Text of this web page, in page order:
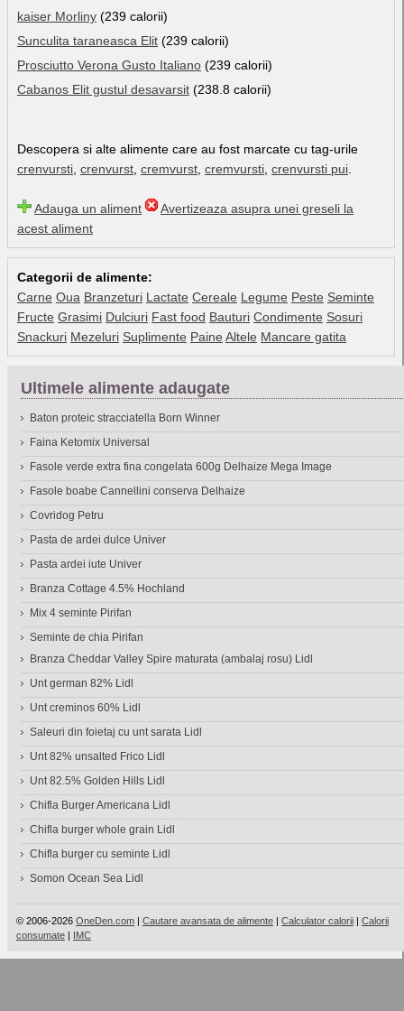
kaiser Morliny (239 calorii)
Sunculita taraneasca Elit (239 calorii)
Prosciutto Verona Gusto Italiano (239 calorii)
Cabanos Elit gustul desavarsit (238.8 calorii)
Descopera si alte alimente care au fost marcate cu tag-urile
crenvursti crenvurst cremvurst cremvursti crenvursti pui
Adauga un aliment
Avertizeaza asupra unei greseli la
acest aliment
Categorii de alimente:
Carne Oua Branzeturi Lactate Cereale Legume Peste Seminte
Fructe Grasimi Dulciuri Fast food Bauturi Condimente Sosuri
Snackuri Mezeluri Suplimente Paine Altele Mancare gatita
Ultimele alimente adaugate
Baton proteic stracciatella Born Winner
Faina Ketomix Universal
Fasole verde extra fina congelata 600g Delhaize Mega Image
Fasole boabe Cannellini conserva Delhaize
Covridog Petru
Pasta de ardei dulce Univer
Pasta ardei iute Univer
Branza Cottage 4.5% Hochland
Mix 4 seminte Pirifan
Seminte de chia Pirifan
Branza Cheddar Valley Spire maturata (ambalaj rosu) Lidl
Unt german 82% Lidl
Unt creminos 60% Lidl
Saleuri din foietaj cu unt sarata Lidl
Unt 82% unsalted Frico Lidl
Unt 82.5% Golden Hills Lidl
Chifla Burger Americana Lidl
Chifla burger whole grain Lidl
Chifla burger cu seminte Lidl
Somon Ocean Sea Lidl
© 2006-2026 OneDen.com | Cautare avansata de alimente | Calculator calorii | Calorii
consumate | IMC